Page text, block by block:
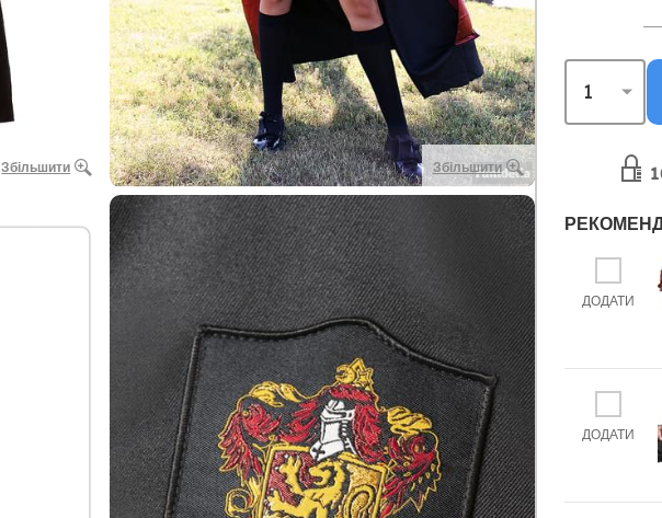
Збільшити Збільшити
ДОДАТИ
ДОДАТИ